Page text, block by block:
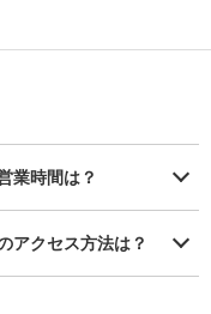
業時間は？
アクセス方法は？